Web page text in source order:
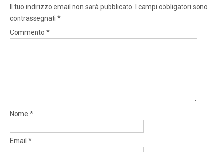
Il tuo indirizzo email non sarà pubblicato.
I campi obbligatori sono
contrassegnati *
Commento *
Nome *
Email *